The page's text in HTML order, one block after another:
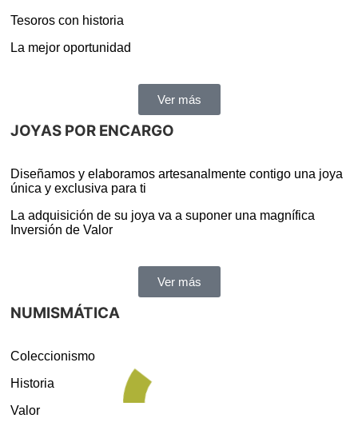
Tesoros con historia
La mejor oportunidad
Ver más
JOYAS POR ENCARGO
Diseñamos y elaboramos artesanalmente contigo una joya
única y exclusiva para ti
La adquisición de su joya va a suponer una magnífica
Inversión de Valor
Ver más
NUMISMÁTICA
Coleccionismo
Historia
Valor